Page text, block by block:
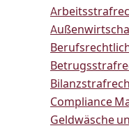
Compliance
Geldwäsche